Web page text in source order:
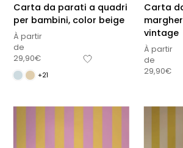
Carta da parati a quadri
per bambini, color beige
À partir
de
29,90€
+21
Carta
vintage
À partir
de
29,90€